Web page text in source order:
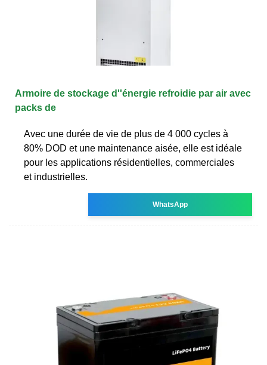
Armoire de stockage d''énergie refroidie par air avec
packs de
Avec une durée de vie de plus de 4 000 cycles à
80% DOD et une maintenance aisée, elle est idéale
pour les applications résidentielles, commerciales
et industrielles.
WhatsApp